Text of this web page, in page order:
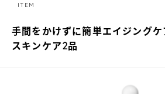
ITEM
手間をかけずに簡単エイジング
スキンケア2品